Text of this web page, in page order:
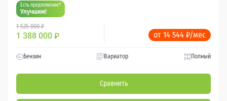
Есть предложение?
Улучшим!
1 525 000 ₽
1 388 000 ₽ от 14 544 ₽/мес
Бензин Вариатор Полный
Сравнить